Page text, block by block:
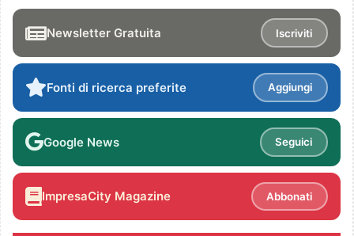
Newsletter Gratuita Iscriviti
Fonti di ricerca preferite Aggiungi
Google News Seguici
ImpresaCity Magazine Abbonati